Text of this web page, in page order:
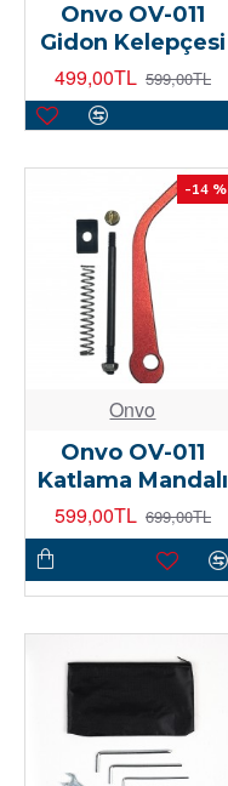
Onvo OV-011
Gidon Kelepçesi
499,00TL 599,00TL
-14 %
Onvo
Onvo OV-011
Katlama Mandalı
599,00TL 699,00TL